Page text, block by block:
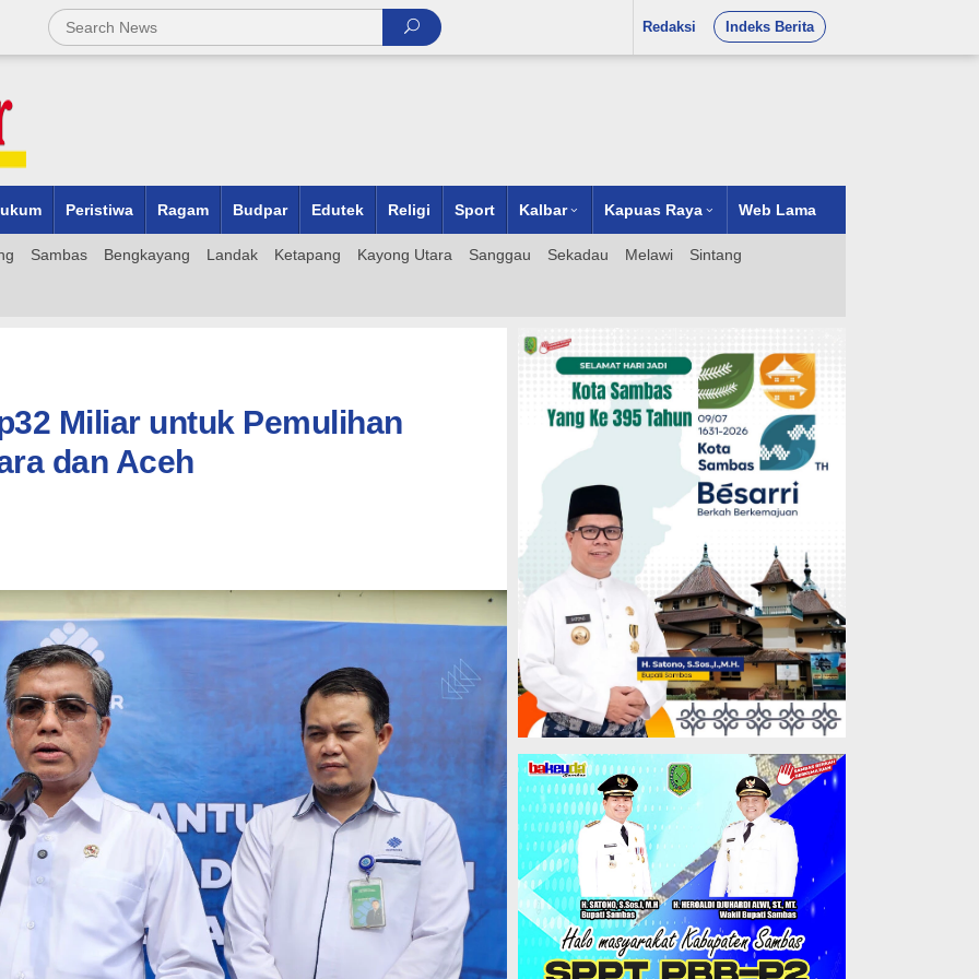
Redaksi Indeks Berita
Peristiwa Ragam Budpar Edutek Religi Sport Kalbar Kapuas Raya Web Lama
Sambas Bengkayang Landak Ketapang Kayong Utara Sanggau Sekadau Melawi Sintang
Miliar untuk Pemulihan
dan Aceh